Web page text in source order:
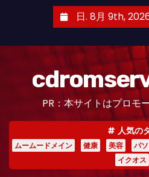
日. 8月 9th,
PR：本サイトはプロモ
人気の
ムームードメイン 健康 美容 パ
イクオス